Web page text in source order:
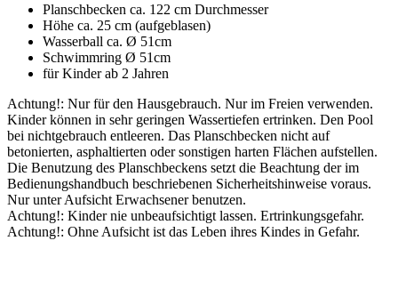
Planschbecken ca. 122 cm Durchmesser
Höhe ca. 25 cm (aufgeblasen)
Wasserball ca. Ø 51cm
Schwimmring Ø 51cm
für Kinder ab 2 Jahren
Achtung!: Nur für den Hausgebrauch. Nur im Freien verwenden.
Kinder können in sehr geringen Wassertiefen ertrinken. Den Pool
bei nichtgebrauch entleeren. Das Planschbecken nicht auf
betonierten, asphaltierten oder sonstigen harten Flächen aufstellen.
Die Benutzung des Planschbeckens setzt die Beachtung der im
Bedienungshandbuch beschriebenen Sicherheitshinweise voraus.
Nur unter Aufsicht Erwachsener benutzen.
Achtung!: Kinder nie unbeaufsichtigt lassen. Ertrinkungsgefahr.
Achtung!: Ohne Aufsicht ist das Leben ihres Kindes in Gefahr.